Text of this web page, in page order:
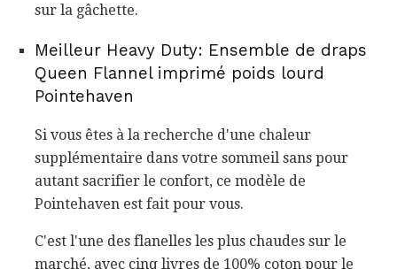
sur la gâchette.
Meilleur Heavy Duty: Ensemble de draps
Queen Flannel imprimé poids lourd
Pointehaven
Si vous êtes à la recherche d'une chaleur
supplémentaire dans votre sommeil sans pour
autant sacrifier le confort, ce modèle de
Pointehaven est fait pour vous.
C'est l'une des flanelles les plus chaudes sur le
marché, avec cinq livres de 100% coton pour le